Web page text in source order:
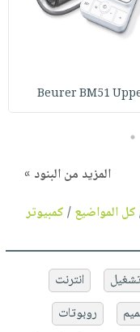
Beurer BM51
5
المزيد من البنود »
كل المواضيع/كمبيوتر
انترنت
روبوتات